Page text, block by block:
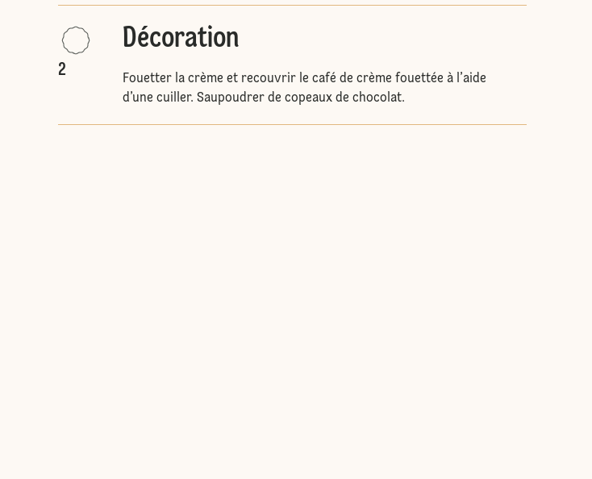
2
Décoration
Fouetter la crème et recouvrir le café de crème fouettée à l’aide
d’une cuiller. Saupoudrer de copeaux de chocolat.